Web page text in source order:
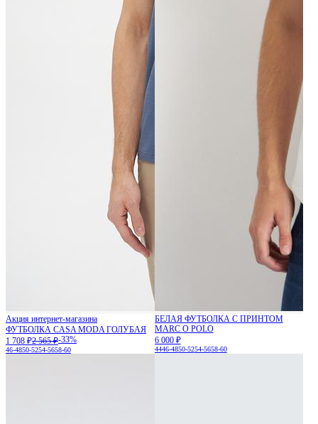
Акция интернет-магазина
ФУТБОЛКА CASA MODA ГОЛУБАЯ
1 708 ₽2 565 ₽-33%
46-4850-5254-5658-60
БЕЛАЯ ФУТБОЛКА С ПРИНТОМ
MARC O POLO
6 000 ₽
4446-4850-5254-5658-60